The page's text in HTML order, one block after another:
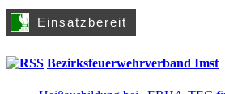
Bezirksfeuerwehrverband Imst